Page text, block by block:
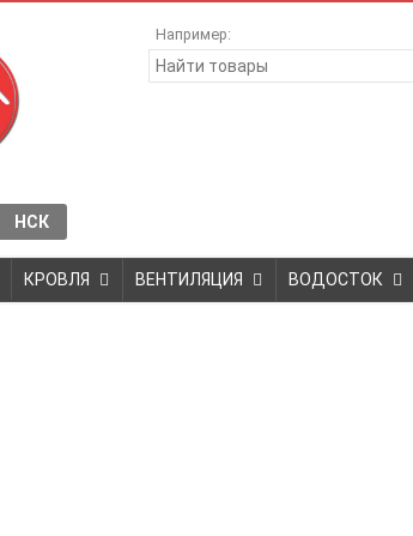
НСК
Например:
КРОВЛЯ ВЕНТИЛЯЦИЯ ВОДОСТОК